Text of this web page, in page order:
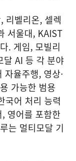
리벨리온, 셀렉
서울대, KAIST
. 게임, 모빌리
달 AI 등 각 분야
율주행, 영상·
가능한 범용
국어 처리 능력
영어를 포함한
는 멀티모달 기